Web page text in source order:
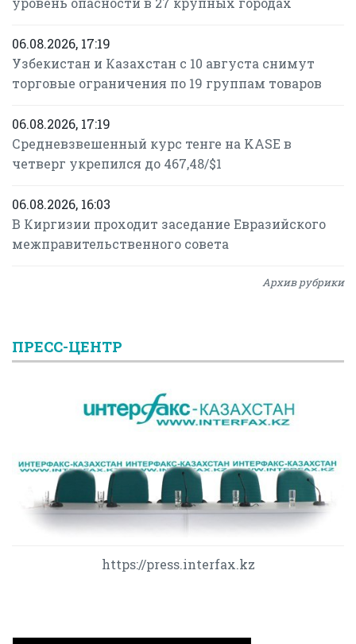
06.08.2026, 17:19
Узбекистан и Казахстан с 10 августа снимут
торговые ограничения по 19 группам товаров
06.08.2026, 17:19
Средневзвешенный курс тенге на KASE в
четверг укрепился до 467,48/$1
06.08.2026, 16:03
В Киргизии проходит заседание Евразийского
межправительственного совета
Архив рубрики
ПРЕСС-ЦЕНТР
https://press.interfax.kz